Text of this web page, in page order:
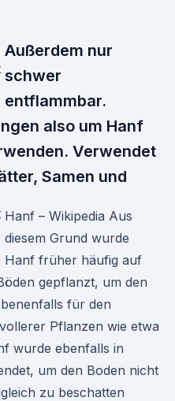
Außerdem nur
schwer
entflammbar.
also um Hanf
Verwendet
Samen und
Hanf – Wikipedia Aus
diesem Grund wurde
Hanf früher häufig auf
gepflanzt, um den
für den
Pflanzen wie etwa
wurde ebenfalls in
um den Boden nicht
zu beschatten